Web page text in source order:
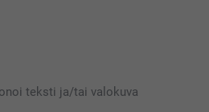
teksti ja/tai valokuva